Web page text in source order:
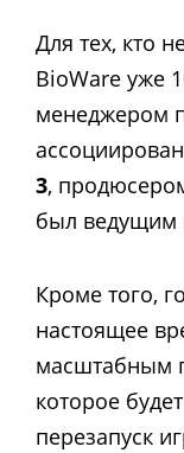
Для тех, кто
BioWare уже
менеджером
3,
был ведущим
Кроме того,
настоящее
масштабным
которое
перезапуск